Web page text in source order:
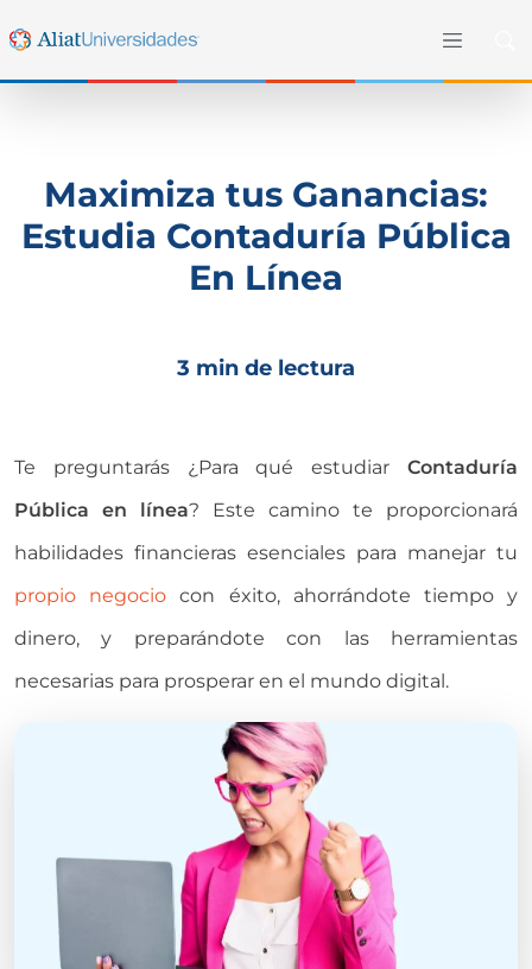
Maximiza tus Ganancias:
Estudia Contaduría Pública
En Línea
3 min de lectura
Te preguntarás ¿Para qué estudiar Contaduría
Pública en línea? Este camino te proporcionará
habilidades financieras esenciales para manejar tu
propio negocio con éxito, ahorrándote tiempo y
dinero, y preparándote con las herramientas
necesarias para prosperar en el mundo digital.